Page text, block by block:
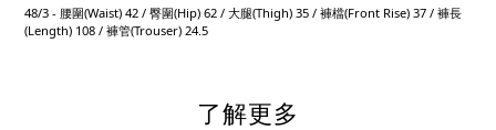
48/3 - 腰圍(Waist) 42 / 臀圍(Hip) 62 / 大腿(Thigh) 35 / 褲檔(Front Rise) 37 / 褲長
(Length) 108 / 褲管(Trouser) 24.5
了解更多